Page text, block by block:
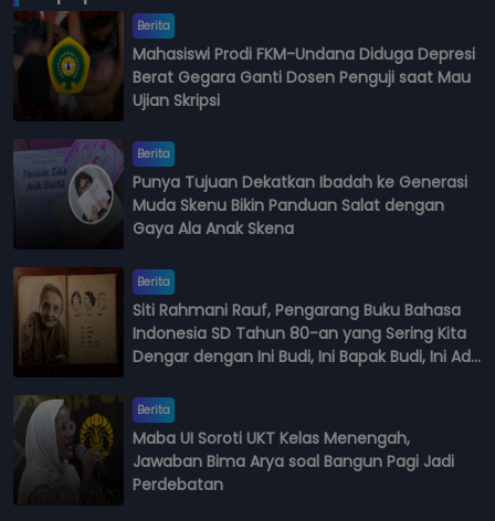
Berita
Mahasiswi Prodi FKM-Undana Diduga Depresi
Berat Gegara Ganti Dosen Penguji saat Mau
Ujian Skripsi
Berita
Punya Tujuan Dekatkan Ibadah ke Generasi
Muda Skenu Bikin Panduan Salat dengan
Gaya Ala Anak Skena
Berita
Siti Rahmani Rauf, Pengarang Buku Bahasa
Indonesia SD Tahun 80-an yang Sering Kita
Dengar dengan Ini Budi, Ini Bapak Budi, Ini Adik
Berita
Maba UI Soroti UKT Kelas Menengah,
Jawaban Bima Arya soal Bangun Pagi Jadi
Perdebatan